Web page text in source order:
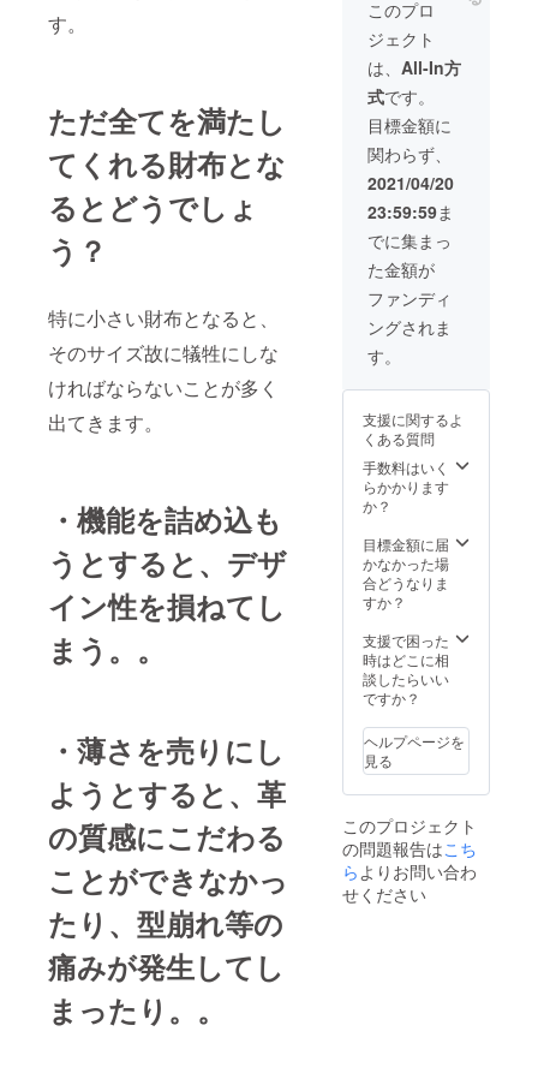
す。
ただ全てを満たし
てくれる財布とな
るとどうでしょ
う？
特に小さい財布となると、
そのサイズ故に犠牲にしな
ければならないことが多く
出てきます。
・機能を詰め込も
うとすると、デザ
イン性を損ねてし
まう。。
・薄さを売りにし
ようとすると、革
の質感にこだわる
ことができなかっ
たり、型崩れ等の
痛みが発生してし
まったり。。
より出
が遅れ
る場合
ます。
た部分
め、革
の魅力
として
ご理解
いただ
きたく
思いま
す。 ※
状況、
使用部
材の供
給状
況、製
造工程
上の都
荷時期
が遅れ
る場合
があり
ます。
格
17900
円の
3000円
OFF】 ※
このリ
ターン
は送
料・税
込で
す。 ※
天然素
材、ハ
ンドメ
イドと
いう性
質上、
に表情
りま
す。そ
ういっ
た部分
の魅力
として
ご理解
思いま
す。 ※
ご注文
状況、
材の供
給状
況、製
造工程
合等に
より出
荷時期
が遅れ
る場合
このプロ
ジェクト
は、 All-In方
式です。
目標金額に
関わらず、
2021/04/20
23:59:59ま
でに集まっ
た金額が
ファンディ
ングされま
す。
支援に関するよ
くある質問
手数料はいく
らかかります
か？
目標金額に届
かなかった場
合どうなりま
すか？
支援で困った
時はどこに相
談したらいい
ですか？
ヘルプページを
見る
このプロジェクト
の問題報告はこち
らよりお問い合わ
せください